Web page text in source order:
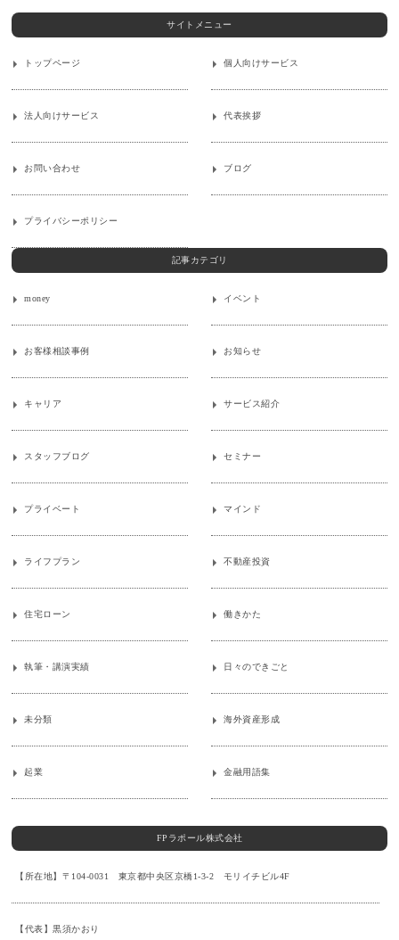
サイトメニュー
トップページ 個人向けサービス
法人向けサービス 代表挨拶
お問い合わせ ブログ
プライバシーポリシー
記事カテゴリ
money イベント
お客様相談事例 お知らせ
キャリア サービス紹介
スタッフブログ セミナー
プライベート マインド
ライフプラン 不動産投資
住宅ローン 働きかた
執筆・講演実績 日々のできごと
未分類 海外資産形成
起業 金融用語集
FPラポール株式会社
【所在地】〒104-0031 東京都中央区京橋1-3-2 モリイチビル4F
【代表】黒須かおり